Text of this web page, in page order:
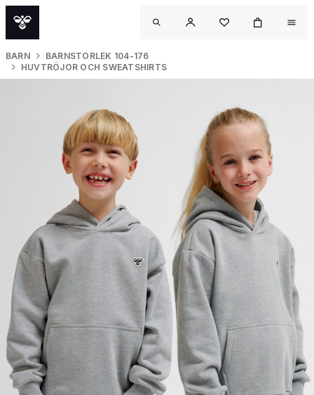
BARN
BARNSTORLEK 104-176
HUVTRÖJOR OCH SWEATSHIRTS